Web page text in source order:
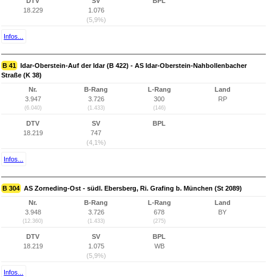
18.229
1.076
(5,9%)
Infos...
B 41 Idar-Oberstein-Auf der Idar (B 422) - AS Idar-Oberstein-Nahbollenbacher
Straße (K 38)
Nr.
3.947
(6.040)
B-Rang
3.726
(1.433)
L-Rang
300
(146)
Land
RP
DTV
18.219
SV
747
(4,1%)
BPL
Infos...
B 304 AS Zorneding-Ost - südl. Ebersberg, Ri. Grafing b. München (St 2089)
Nr.
3.948
(12.360)
B-Rang
3.726
(1.433)
L-Rang
678
(275)
Land
BY
DTV
18.219
SV
1.075
(5,9%)
BPL
WB
Infos...